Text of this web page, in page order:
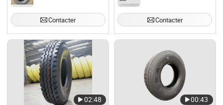
Contacter
Jx858 Pneus TBR
Contacter
02:48 00:43